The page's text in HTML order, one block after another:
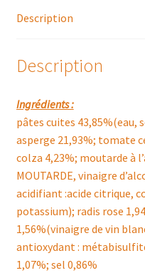
Description
Description
Ingrédients :
pâtes cuites 43,85%(eau,
asperge 21,93%; tomate
colza 4,23%; moutarde à
MOUTARDE, vinaigre
acidifiant :acide citrique,
potassium); radis rose
1,56%(vinaigre de vin
antioxydant :
1,07%; sel 0,86%